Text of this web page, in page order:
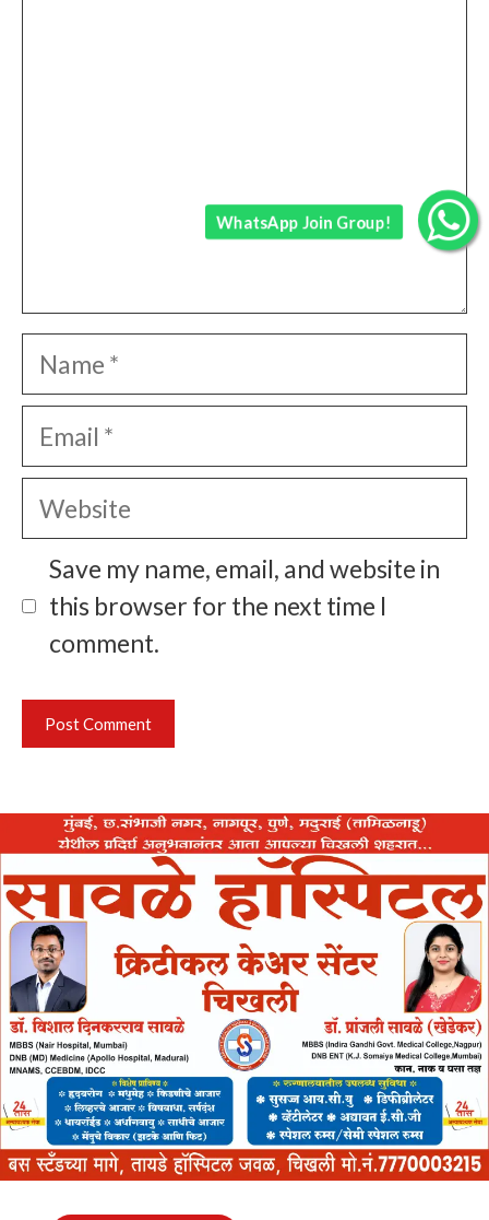
Name
Email
Website
Save my name, email, and website in
this browser for the next time I
comment.
WhatsApp Join Group!